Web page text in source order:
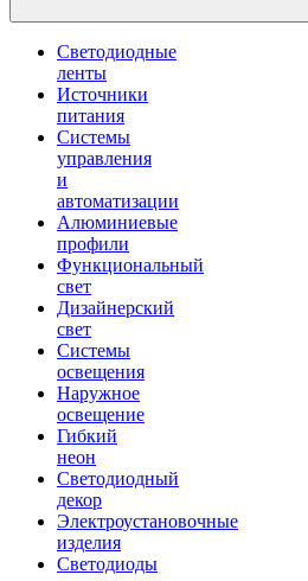
Светодиодные
ленты
Источники
питания
Системы
управления
и
автоматизации
Алюминиевые
профили
Функциональный
свет
Дизайнерский
свет
Системы
освещения
Наружное
освещение
Гибкий
неон
Светодиодный
декор
Электроустановочные
изделия
Светодиоды